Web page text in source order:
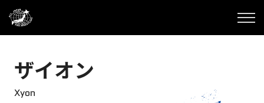
ザイオン
Xyon